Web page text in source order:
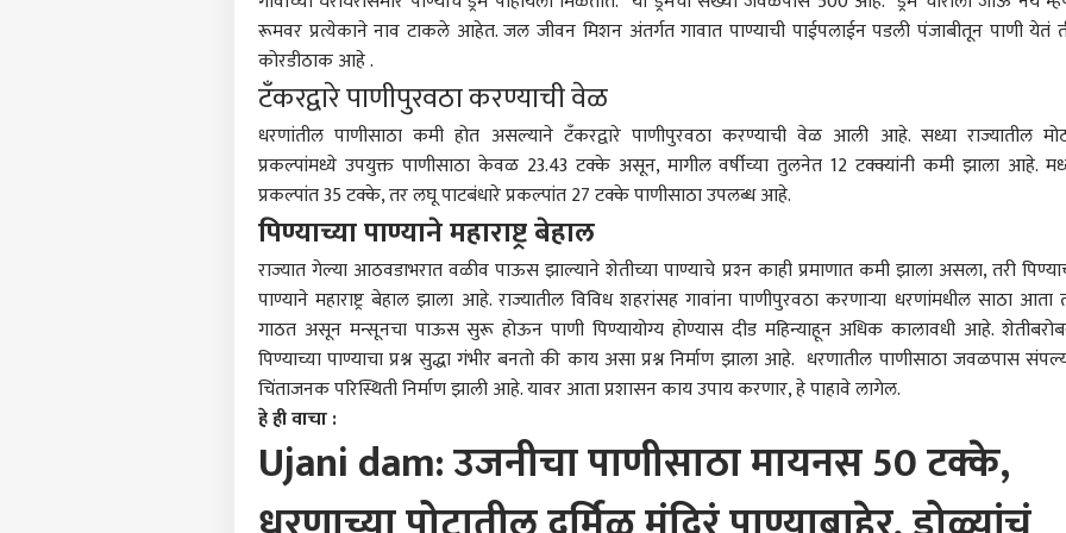
रूमवर प्रत्येकाने नाव टाकले आहेत. जल जीवन मिशन अंतर्गत गावात पाण्याची पाईपलाईन पडली पंजाबीतून पाणी येतं
कोरडीठाक आहे .
टँकरद्वारे पाणीपुरवठा करण्याची वेळ
धरणांतील पाणीसाठा कमी होत असल्याने टँकरद्वारे पाणीपुरवठा करण्याची वेळ आली आहे. सध्या राज्यातील
प्रकल्पांमध्ये उपयुक्त पाणीसाठा केवळ 23.43 टक्के असून, मागील वर्षीच्या तुलनेत 12 टक्क्यांनी कमी झाला आहे.
प्रकल्पांत 35 टक्के, तर लघू पाटबंधारे प्रकल्पांत 27 टक्के पाणीसाठा उपलब्ध आहे.
पिण्याच्या पाण्याने महाराष्ट्र बेहाल
राज्यात गेल्या आठवडाभरात वळीव पाऊस झाल्याने शेतीच्या पाण्याचे प्रश्‍न काही प्रमाणात कमी झाला असला, तरी
पाण्यानेमहाराष्ट्र बेहाल झाला आहे. राज्यातील विविध शहरांसह गावांना पाणीपुरवठा करणाऱ्या धरणांमधील साठा
गाठत असून मन्सूनचा पाऊस सुरू होऊन पाणी पिण्यायोग्य होण्यास दीड महिन्याहून अधिक कालावधी आहे.
पिण्याच्या पाण्याचा प्रश्न सुद्धा गंभीर बनतो की काय असा प्रश्न निर्माण झाला आहे. धरणातील पाणीसाठा जवळपास
चिंताजनक परिस्थिती निर्माण झाली आहे. यावर आता प्रशासन काय उपाय करणार, हे पाहावे लागेल.
हे ही वाचा :
Ujani dam: उजनीचा पाणीसाठा मायनस 50 टक्के,
हॅलो गेस्ट
आमच्यासोबत जाहिरात करा
प्रायव्हसी पॉलिसी
संपर्क साधा
करिअर
फीडबॅक
आमच्याबद्दल
पर्सनल कॉर्नर
टॉप आर्टिकल
पुणे
अचानक NSG अन्
अमेरिकेच्या फोर्स वनचे कमांडो
शिरताच सगळेच घाबरले,
प्रचंड गुप्तता, नेमकं काय
घडलं?
राजकारण
कडून पुढचा मास्टरप्लॅन तयार,
आज मोठी घोषणा केली
जाणार; आशुतोष रांका यांची
माहिती
महाराष्ट्र
Live blog updates:
म्हाडाच्या मुंबईतील 2640
घरांसाठी आज लॉटरी
निघणार, अर्जदारांची धाकधूक
वाढली
भारत
महाराष्ट्र क्राईम अहिल्यानगर